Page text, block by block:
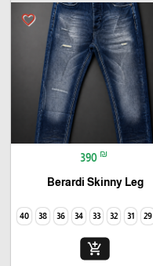
favorite_border
390 ₪
Berardi Skinny Leg
29
31
32
33
34
36
38
40
add_shopping_cart